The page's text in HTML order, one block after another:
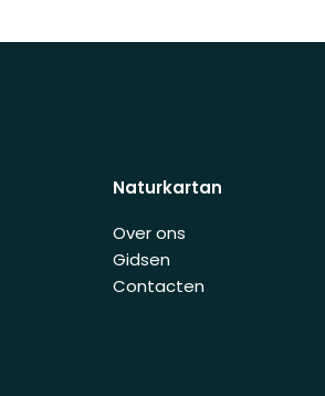
Naturkartan
Over ons
Gidsen
Contacten